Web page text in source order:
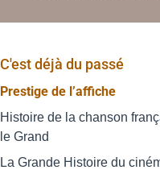
C'est déjà du passé
Prestige de l’affiche
Histoire de la chanson
le Grand
La Grande Histoire du